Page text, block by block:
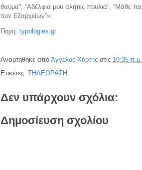
θαύμα”, “Αδέλφια μου αλήτες πουλιά”, “Μάθε
των Εξαρχείων”».
Πηγή: typologies.gr
Αναρτήθηκε από Άγγελος Χόρτης στις 10:35 π.μ.
Ετικέτες: ΤΗΛΕΟΡΑΣΗ
Δεν υπάρχουν σχόλια:
Δημοσίευση σχολίου